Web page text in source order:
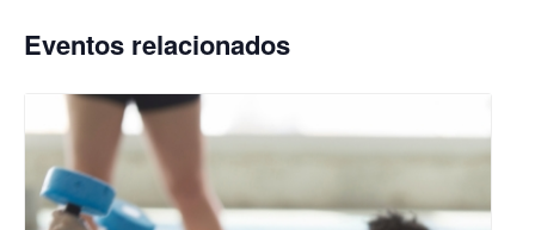
Eventos relacionados